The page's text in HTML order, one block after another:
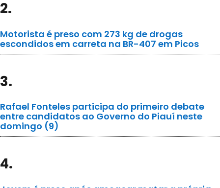
2.
Motorista é preso com 273 kg de drogas
escondidos em carreta na BR-407 em Picos
3.
Rafael Fonteles participa do primeiro debate
entre candidatos ao Governo do Piauí neste
domingo (9)
4.